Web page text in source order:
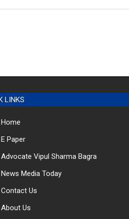
LINKS
Home
E Paper
Advocate Vipul Sharma Bagra
News Media Today
Contact Us
About Us